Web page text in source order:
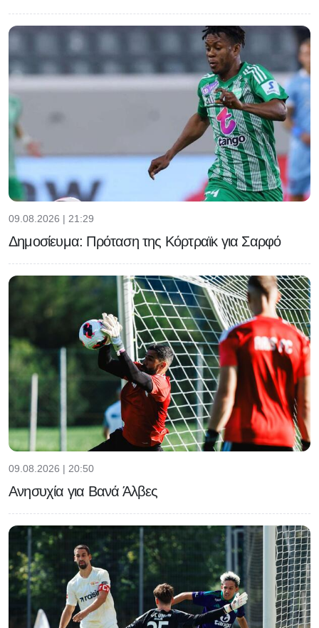
09.08.2026 | 21:29
Δημοσίευμα: Πρόταση της Κόρτραϊκ για Σαρφό
09.08.2026 | 20:50
Ανησυχία για Βανά Άλβες